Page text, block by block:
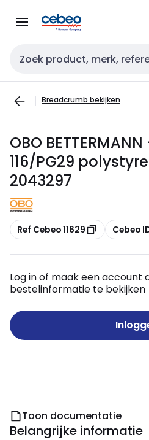
naar
naar
Zoekveld invoer
Breadcrumb bekijken
OBO
116/PG29
2043297
Kopiëren
Ref Cebeo 11629 Kopiëren
Cebeo
Log in of maak een account
bestelinformatie te bekijken
Toon documentatie
Belangrijke informatie